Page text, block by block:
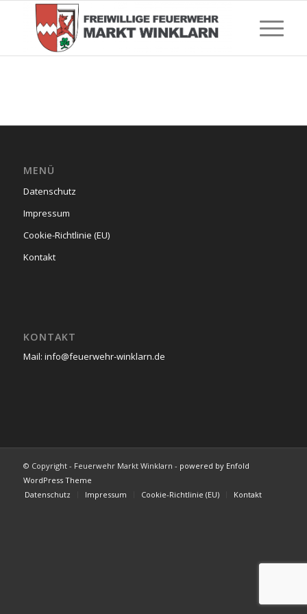
MENÜ
Datenschutz
Impressum
Cookie-Richtlinie (EU)
Kontakt
KONTAKT
Mail: info@feuerwehr-winklarn.de
© Copyright - Feuerwehr Markt Winklarn - powered by Enfold
WordPress Theme
Datenschutz
Impressum Cookie-Richtlinie (EU) Kontakt